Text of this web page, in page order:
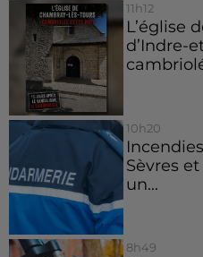
11h12
L’église
d’Indre-
10h20
Sèvres
un...
8h49